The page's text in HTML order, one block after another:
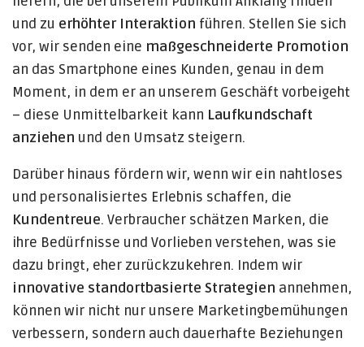
und zu erhöhter Interaktion führen. Stellen Sie sich
vor, wir senden eine maßgeschneiderte Promotion
an das Smartphone eines Kunden, genau in dem
Moment, in dem er an unserem Geschäft vorbeigeht
– diese Unmittelbarkeit kann Laufkundschaft
anziehen und den Umsatz steigern.
Darüber hinaus fördern wir, wenn wir ein nahtloses
und personalisiertes Erlebnis schaffen, die
Kundentreue. Verbraucher schätzen Marken, die
ihre Bedürfnisse und Vorlieben verstehen, was sie
dazu bringt, eher zurückzukehren. Indem wir
innovative standortbasierte Strategien annehmen,
können wir nicht nur unsere Marketingbemühungen
verbessern, sondern auch dauerhafte Beziehungen